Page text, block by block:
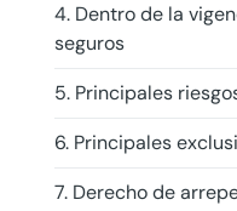
4. Dentro de la
seguros
5. Principales
6. Principales
7. Derecho de